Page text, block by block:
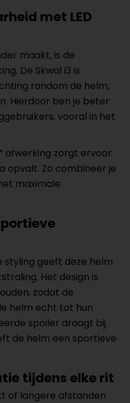
met LED
maakt, is de
De Skwal i3 is
rondom de helm,
Hierdoor ben je beter
vooral in het
afwerking zorgt ervoor
opvalt. Zo combineer je
maximale
styling geeft deze helm
Het design is
zodat de
helm echt tot hun
spoiler draagt bij
de helm een sportieve
tijdens elke rit
of langere afstanden